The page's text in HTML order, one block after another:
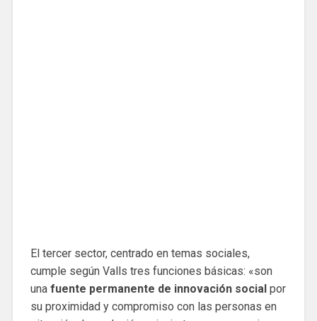
El tercer sector, centrado en temas sociales,
cumple según Valls tres funciones básicas: «son
una fuente permanente de innovación social por
su proximidad y compromiso con las personas en